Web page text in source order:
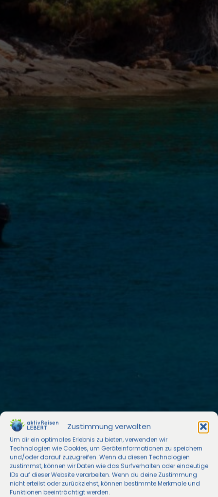
Zustimmung verwalten
Um dir ein optimales Erlebnis zu bieten, verwenden wir
Technologien wie Cookies, um Geräteinformationen zu speichern
und/oder darauf zuzugreifen. Wenn du diesen Technologien
zustimmst, können wir Daten wie das Surfverhalten oder eindeutige
IDs auf dieser Website verarbeiten. Wenn du deine Zustimmung
nicht erteilst oder zurückziehst, können bestimmte Merkmale und
Funktionen beeinträchtigt werden.